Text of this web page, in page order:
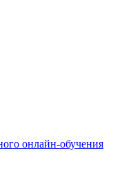
онлайн‑обучения